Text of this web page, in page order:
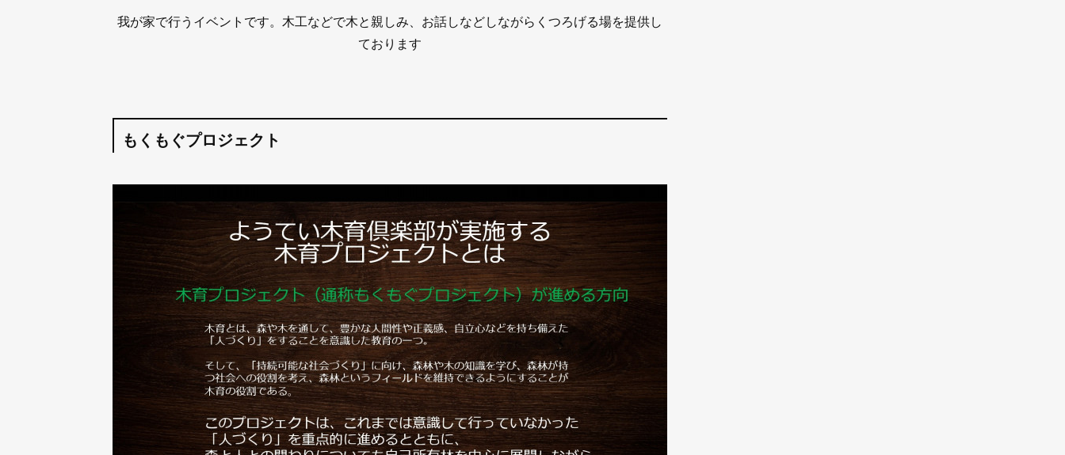
我が家で行うイベントです。木工などで木と親しみ、お話しなどしながらくつろげる場を提供し
ております
もくもぐプロジェクト